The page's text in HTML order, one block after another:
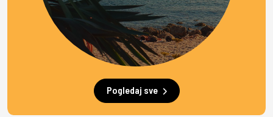
Pogledaj sve